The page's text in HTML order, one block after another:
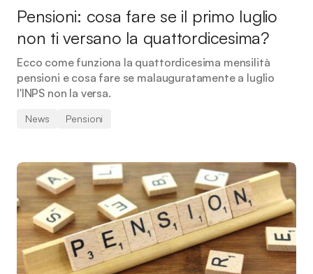
Pensioni: cosa fare se il primo luglio
non ti versano la quattordicesima?
Ecco come funziona la quattordicesima mensilità
pensioni e cosa fare se malauguratamente a luglio
l'INPS non la versa.
News Pensioni